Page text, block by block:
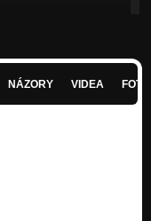
NÁZORY VIDEA